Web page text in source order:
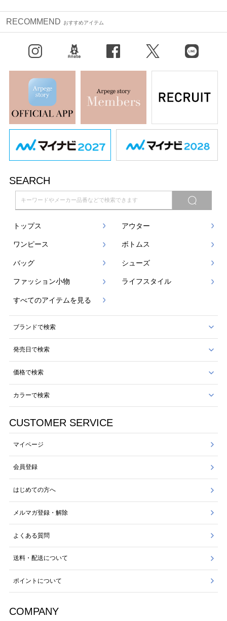
RECOMMEND おすすめアイテム
X（旧Twitter） LINE
SEARCH
トップス アウター
ワンピース ボトムス
バッグ シューズ
ファッション小物 ライフスタイル
すべてのアイテムを見る
ブランドで検索
発売日で検索
価格で検索
カラーで検索
CUSTOMER SERVICE
マイページ
会員登録
はじめての方へ
メルマガ登録・解除
よくある質問
送料・配送について
ポイントについて
COMPANY